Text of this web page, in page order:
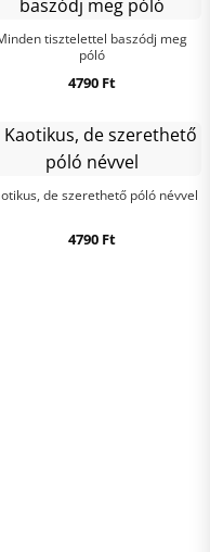
tisztelettel baszódj meg
póló
4790 Ft
de szerethető póló névvel
4790 Ft